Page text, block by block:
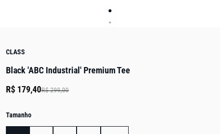
CLASS
Black 'ABC Industrial' Premium Tee
R$ 179,40R$ 299,00
Tamanho